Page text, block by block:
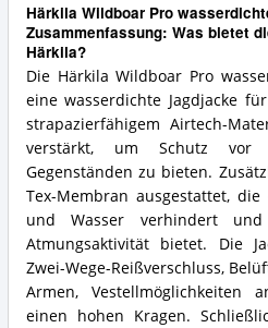
Härkila Wildboar Pro
Zusammenfassung: Was bietet
Härkila?
Die Härkila Wildboar Pro
eine wasserdichte Jagdjacke
strapazierfähigem Airtech-
verstärkt, um Schutz vor
Gegenständen zu bieten.
Tex-Membran ausgestattet,
und Wasser verhindert
Atmungsaktivität bietet. Die
Zwei-Wege-Reißverschluss,
Armen, Vestellmöglichkeiten
einen hohen Kragen.